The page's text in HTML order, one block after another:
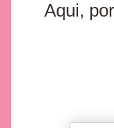
Aqui,